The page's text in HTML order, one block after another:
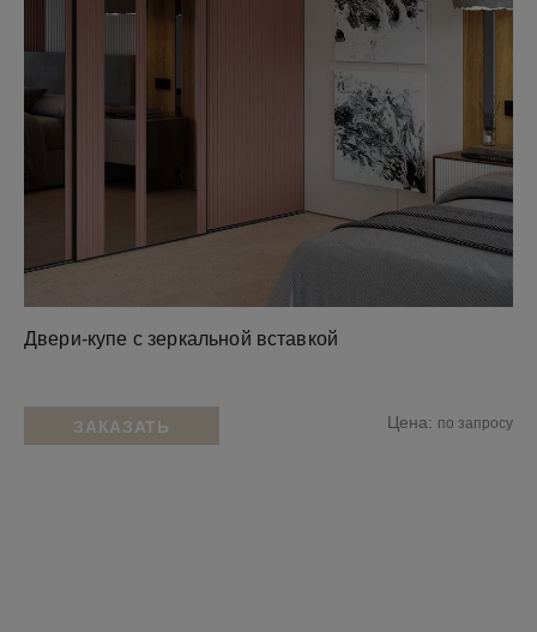
Двери-купе с зеркальной вставкой
ЗАКАЗАТЬ Цена: по запросу